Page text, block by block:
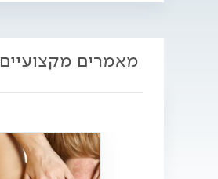
מאמרים מקצועיים